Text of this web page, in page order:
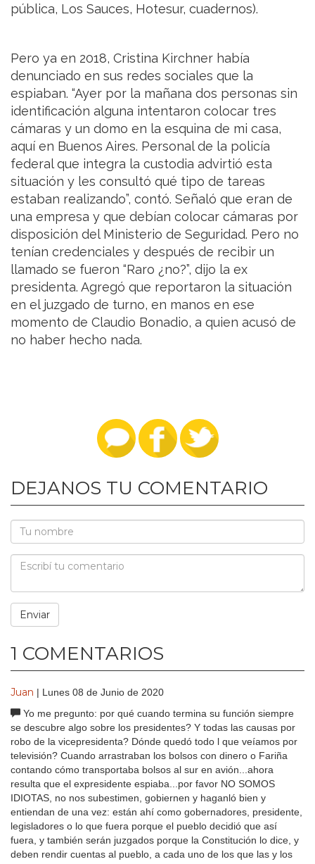
pública, Los Sauces, Hotesur, cuadernos).
Pero ya en 2018, Cristina Kirchner había
denunciado en sus redes sociales que la
espiaban. “Ayer por la mañana dos personas sin
identificación alguna intentaron colocar tres
cámaras y un domo en la esquina de mi casa,
aquí en Buenos Aires. Personal de la policía
federal que integra la custodia advirtió esta
situación y les consultó qué tipo de tareas
estaban realizando”, contó. Señaló que eran de
una empresa y que debían colocar cámaras por
disposición del Ministerio de Seguridad. Pero no
tenían credenciales y después de recibir un
llamado se fueron “Raro ¿no?”, dijo la ex
presidenta. Agregó que reportaron la situación
en el juzgado de turno, en manos en ese
momento de Claudio Bonadio, a quien acusó de
no haber hecho nada.
DEJANOS TU COMENTARIO
1 COMENTARIOS
Juan | Lunes 08 de Junio de 2020
Yo me pregunto: por qué cuando termina su función siempre
se descubre algo sobre los presidentes? Y todas las causas por
robo de la vicepresidenta? Dónde quedó todo l que veíamos por
televisión? Cuando arrastraban los bolsos con dinero o Fariña
contando cómo transportaba bolsos al sur en avión...ahora
resulta que el expresidente espiaba...por favor NO SOMOS
IDIOTAS, no nos subestimen, gobiernen y haganló bien y
entiendan de una vez: están ahí como gobernadores, presidente,
legisladores o lo que fuera porque el pueblo decidió que así
fuera, y también serán juzgados porque la Constitución lo dice, y
deben rendir cuentas al pueblo, a cada uno de los que las y los